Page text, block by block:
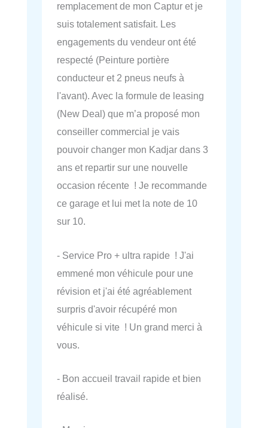
remplacement de mon Captur et je
suis totalement satisfait. Les
engagements du vendeur ont été
respecté (Peinture portière
conducteur et 2 pneus neufs à
l'avant). Avec la formule de leasing
(New Deal) que m’a proposé mon
conseiller commercial je vais
pouvoir changer mon Kadjar dans 3
ans et repartir sur une nouvelle
occasion récente ! Je recommande
ce garage et lui met la note de 10
sur 10.
- Service Pro + ultra rapide ! J'ai
emmené mon véhicule pour une
révision et j'ai été agréablement
surpris d'avoir récupéré mon
véhicule si vite ! Un grand merci à
vous.
- Bon accueil travail rapide et bien
réalisé.